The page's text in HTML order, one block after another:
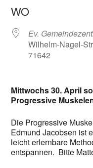
WO
Ev.
Wilhelm-Nagel-
71642
Mittwochs 30. April
Progressive
Die Progressive
Edmund Jacobsen ist
leicht erlernbare
entspannen. Bitte